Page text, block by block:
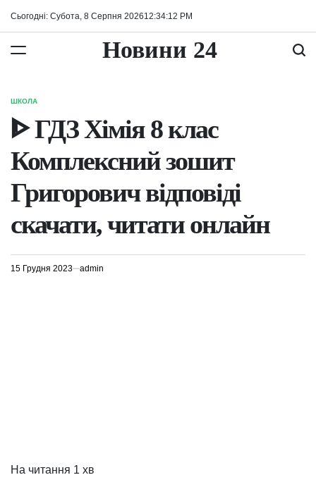
Сьогодні: Субота, 8 Серпня 202612:34:12 PM
Новини 24
ОПУБЛІКУВАТИ
У
ШКОЛА
ᐈ ГДЗ Хімія 8 клас
Комплексний зошит
Григорович відповіді
скачати, читати онлайн
15 Грудня 2023 admin
На читання 1 хв